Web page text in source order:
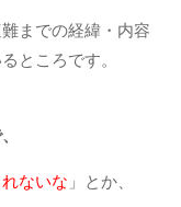
までの経緯・内容
ところです。
ないな 」とか、